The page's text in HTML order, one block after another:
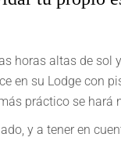
horas altas de sol
en su Lodge con
práctico se hará
y a tener en